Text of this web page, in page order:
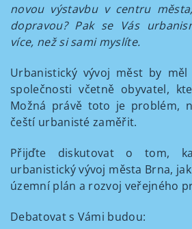
novou výstavbu v centru
dopravou? Pak se Vás
více, než si sami myslíte.
Urbanistický vývoj měst by
společnosti včetně obyvatel,
Možná právě toto je problém,
čeští urbanisté zaměřit.
Přijďte diskutovat o tom,
urbanistický vývoj města Brna,
územní plán a rozvoj veřejného
Debatovat s Vámi budou: